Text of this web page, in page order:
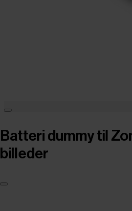
Batteri dummy til
billeder